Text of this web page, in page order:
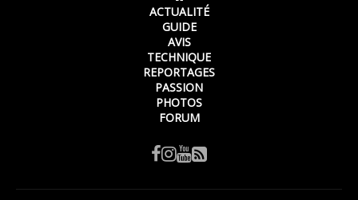
ACTUALITÉ
GUIDE
AVIS
TECHNIQUE
REPORTAGES
PASSION
PHOTOS
FORUM